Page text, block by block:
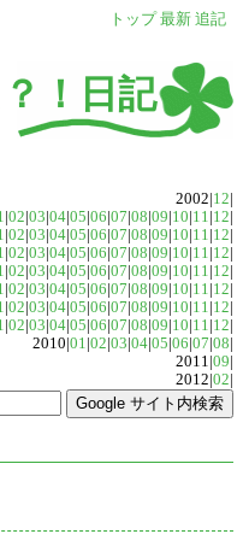
トップ 最新 追記
！日記
2002|12|
|02|03|04|05|06|07|08|09|10|11|12|
|02|03|04|05|06|07|08|09|10|11|12|
|02|03|04|05|06|07|08|09|10|11|12|
|02|03|04|05|06|07|08|09|10|11|12|
|02|03|04|05|06|07|08|09|10|11|12|
|02|03|04|05|06|07|08|09|10|11|12|
|02|03|04|05|06|07|08|09|10|11|12|
2010|01|02|03|04|05|06|07|08|
2011|09|
2012|02|